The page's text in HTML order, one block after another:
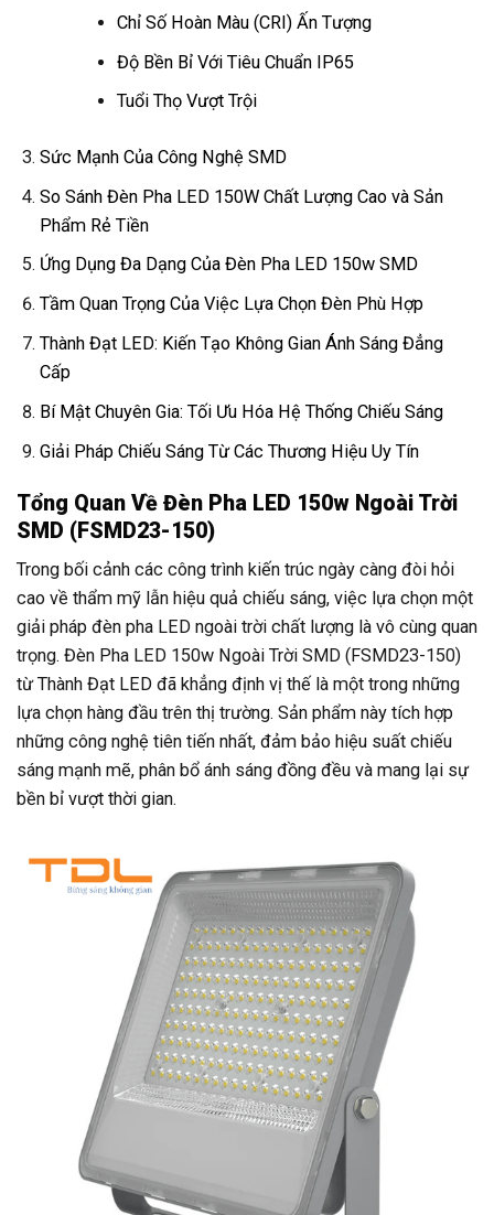
Chỉ Số Hoàn Màu (CRI) Ấn Tượng
Độ Bền Bỉ Với Tiêu Chuẩn IP65
Tuổi Thọ Vượt Trội
Sức Mạnh Của Công Nghệ SMD
So Sánh Đèn Pha LED 150W Chất Lượng Cao và Sản
Phẩm Rẻ Tiền
Ứng Dụng Đa Dạng Của Đèn Pha LED 150w SMD
Tầm Quan Trọng Của Việc Lựa Chọn Đèn Phù Hợp
Thành Đạt LED: Kiến Tạo Không Gian Ánh Sáng Đẳng
Cấp
Bí Mật Chuyên Gia: Tối Ưu Hóa Hệ Thống Chiếu Sáng
Giải Pháp Chiếu Sáng Từ Các Thương Hiệu Uy Tín
Tổng Quan Về Đèn Pha LED 150w Ngoài Trời
SMD (FSMD23-150)
Trong bối cảnh các công trình kiến trúc ngày càng đòi hỏi
cao về thẩm mỹ lẫn hiệu quả chiếu sáng, việc lựa chọn một
giải pháp đèn pha LED ngoài trời chất lượng là vô cùng quan
trọng. Đèn Pha LED 150w Ngoài Trời SMD (FSMD23-150)
từ Thành Đạt LED đã khẳng định vị thế là một trong những
lựa chọn hàng đầu trên thị trường. Sản phẩm này tích hợp
những công nghệ tiên tiến nhất, đảm bảo hiệu suất chiếu
sáng mạnh mẽ, phân bổ ánh sáng đồng đều và mang lại sự
bền bỉ vượt thời gian.